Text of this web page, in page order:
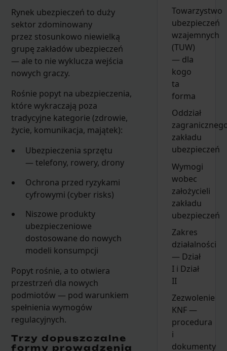
Rynek ubezpieczeń to duży
sektor zdominowany
przez stosunkowo niewielką
grupę zakładów ubezpieczeń
— ale to nie wyklucza wejścia
nowych graczy.
Rośnie popyt na ubezpieczenia,
które wykraczają poza
tradycyjne kategorie (zdrowie,
życie, komunikacja, majątek):
Ubezpieczenia sprzętu
— telefony, rowery, drony
Ochrona przed ryzykami
cyfrowymi (cyber risks)
Niszowe produkty
ubezpieczeniowe
dostosowane do nowych
modeli konsumpcji
Popyt rośnie, a to otwiera
przestrzeń dla nowych
podmiotów — pod warunkiem
spełnienia wymogów
regulacyjnych.
Trzy dopuszczalne
formy prowadzenia
Towarzystwo
ubezpieczeń
wzajemnych
(TUW)
— dla
kogo
ta
forma
Oddział
zakładu
ubezpieczeń
Wymogi
wobec
założycieli
zakładu
ubezpieczeń
Zakres
działalności
— Dział
I i Dział
II
Zezwolenie
KNF —
procedura
i
dokumenty